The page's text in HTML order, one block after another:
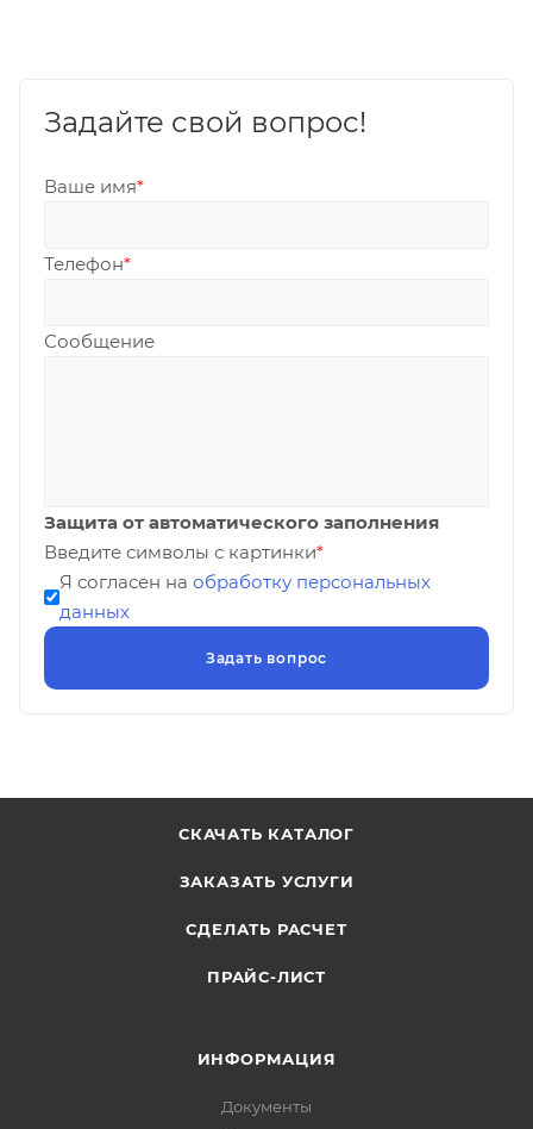
Задайте свой вопрос!
Ваше имя*
Телефон*
Сообщение
Защита от автоматического заполнения
Введите символы с картинки*
Я согласен на обработку персональных
данных
СКАЧАТЬ КАТАЛОГ
ЗАКАЗАТЬ УСЛУГИ
СДЕЛАТЬ РАСЧЕТ
ПРАЙС-ЛИСТ
ИНФОРМАЦИЯ
Документы